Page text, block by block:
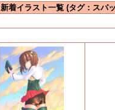
新着イラスト一覧 (タグ：スパ